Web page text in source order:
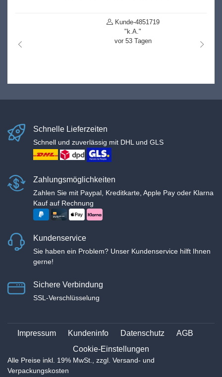
Kunde-4851719
vor 53 Tagen
nach links
nach
Schnelle Lieferzeiten
Schnell und zuverlässig mit DHL und GLS
Zahlungsmöglichkeiten
Zahlen Sie mit Paypal, Kreditkarte, Apple Pay oder Klarna
Kauf auf Rechnung
Kundenservice
Sie haben ein Problem? Unser Kundenservice hilft Ihnen
gerne!
Sichere Verbindung
SSL-Verschlüsselung
Impressum Kundeninfo Datenschutz
AGB
Cookie-Einstellungen
Alle Preise inkl. 19% MwSt., zzgl. Versand- und
Verpackungskosten